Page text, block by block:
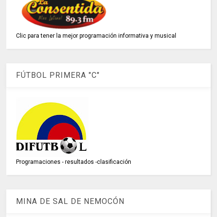
Clic para tener la mejor programación informativa y musical
FÚTBOL PRIMERA "C"
Programaciones - resultados -clasificación
MINA DE SAL DE NEMOCÓN